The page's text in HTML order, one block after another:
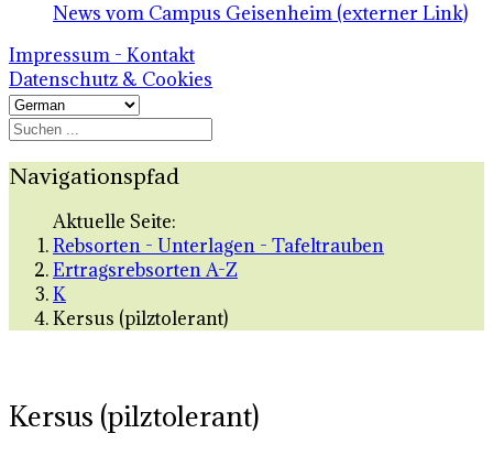
News vom Campus Geisenheim (externer Link)
Impressum - Kontakt
Datenschutz & Cookies
Navigationspfad
Aktuelle Seite:
Rebsorten - Unterlagen - Tafeltrauben
Ertragsrebsorten A-Z
K
Kersus (pilztolerant)
Kersus (pilztolerant)